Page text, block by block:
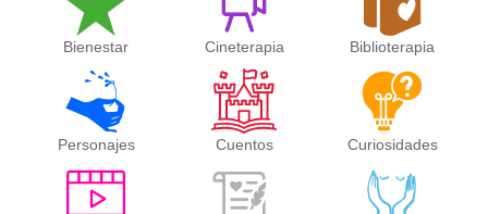
Bienestar Cineterapia Biblioterapia
Personajes Cuentos Curiosidades